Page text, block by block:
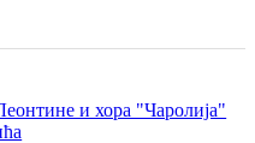
и хора "Чаролија"